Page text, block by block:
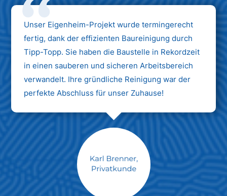
Unternehmen AG
Unser Eigenheim-Projekt wurde termingerecht
fertig, dank der effizienten Baureinigung durch
Tipp-Topp. Sie haben die Baustelle in Rekordzeit
in einen sauberen und sicheren Arbeitsbereich
verwandelt. Ihre gründliche Reinigung war der
perfekte Abschluss für unser Zuhause!